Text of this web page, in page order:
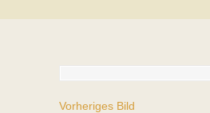
Vorheriges Bild